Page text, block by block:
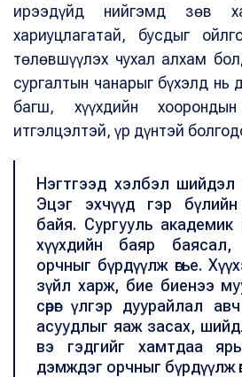
ирээдүйд нийгэмд зөв
хариуцлагатай, бусдыг
төлөвшүүлэх чухал алхам
сургалтын чанарыг бүхэлд нь
багш, хүүхдийн
итгэлцэлтэй, үр дүнтэй
Нэгтгээд хэлбэл
Эцэг эхчүүд гэр
байя. Сургууль
хүүхдийн баяр
орчныг бүрдүүлж өгье.
зүйл харж, бие биенээ
сөрөг үлгэр дуурайлал
асуудлыг яаж засах,
вэ гэдгийг хамтдаа
дэмждэг орчныг бүрдүүлж